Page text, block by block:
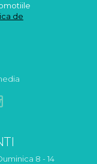
de
8 - 14